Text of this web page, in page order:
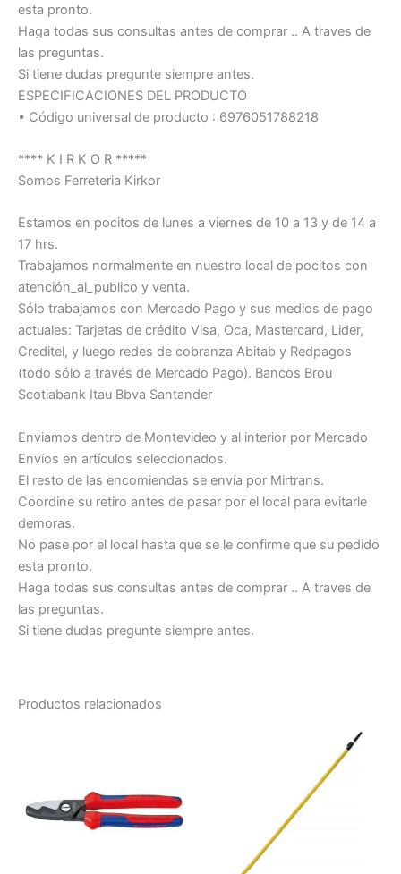
esta pronto.
Haga todas sus consultas antes de comprar .. A traves de
las preguntas.
Si tiene dudas pregunte siempre antes.
ESPECIFICACIONES DEL PRODUCTO
• Código universal de producto : 6976051788218
**** K I R K O R *****
Somos Ferreteria Kirkor
Estamos en pocitos de lunes a viernes de 10 a 13 y de 14 a
17 hrs.
Trabajamos normalmente en nuestro local de pocitos con
atención_al_publico y venta.
Sólo trabajamos con Mercado Pago y sus medios de pago
actuales: Tarjetas de crédito Visa, Oca, Mastercard, Lider,
Creditel, y luego redes de cobranza Abitab y Redpagos
(todo sólo a través de Mercado Pago). Bancos Brou
Scotiabank Itau Bbva Santander
Enviamos dentro de Montevideo y al interior por Mercado
Envíos en artículos seleccionados.
El resto de las encomiendas se envía por Mirtrans.
Coordine su retiro antes de pasar por el local para evitarle
demoras.
No pase por el local hasta que se le confirme que su pedido
esta pronto.
Haga todas sus consultas antes de comprar .. A traves de
las preguntas.
Si tiene dudas pregunte siempre antes.
Productos relacionados